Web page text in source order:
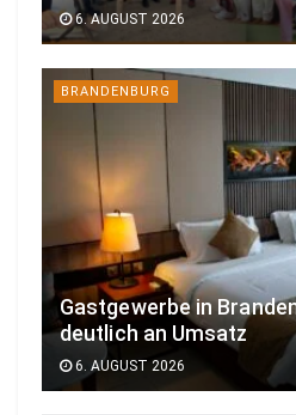
6. AUGUST 2026
BRANDENBURG
Gastgewerbe in
deutlich an Umsatz
6. AUGUST 2026